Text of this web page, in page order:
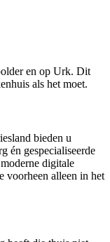
en op Urk. Dit
als het moet.
bieden u
én gespecialiseerde
digitale
voorheen alleen in het